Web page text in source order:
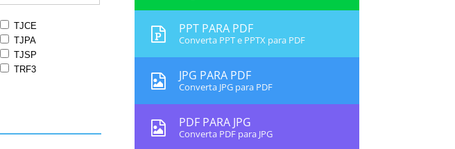
TJCE
TJPA
TJSP
TRF3
PPT PARA PDF
Converta PPT e PPTX para PDF
JPG PARA PDF
Converta JPG para PDF
PDF PARA JPG
Converta PDF para JPG